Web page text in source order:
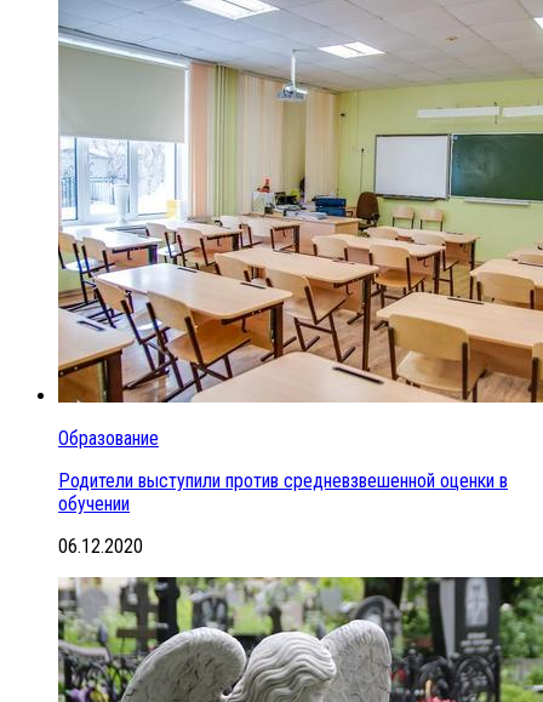
Образование
Родители выступили против средневзвешенной оценки в
обучении
06.12.2020